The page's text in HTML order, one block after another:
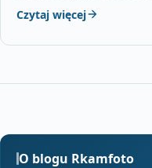
Czytaj więcej
O blogu Rkamfoto